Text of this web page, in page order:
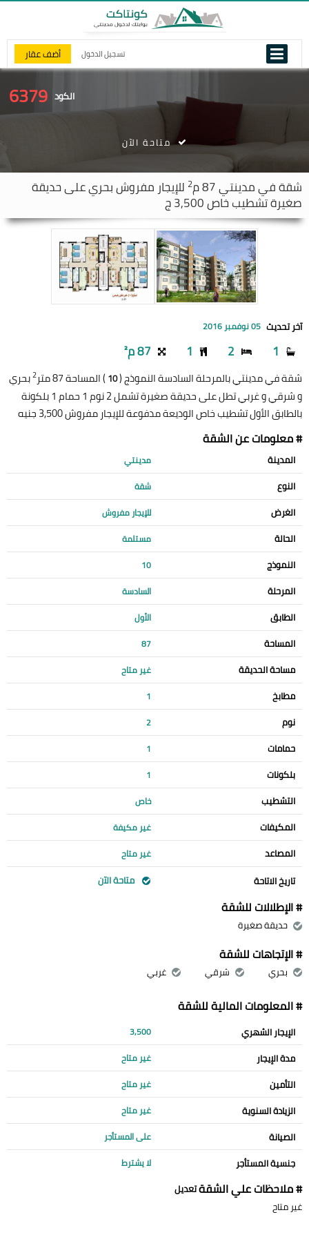
تسجيل الدخول أضف عقار
الكود 6379
شقة فيمدينتي 2 للإيجار مفروش بحري على حديقة
صغيرة تشطيب خاص 3,500 ج
متاحة الآن
آخر تحديث 05 نوفمبر 2016
1
2
1 87 م²
شقة في مدينتي بالمرحلة السادسة النموذج (10) المساحة 87 متر 2بحري
و شرقي و غربي تطل على حديقة صغيرة تشمل 2 نوم 1 حمام 1 بلكونة
بالطابق الأول تشطيب خاص الوديعة مدفوعة للإيجار مفروش 3,500 جنيه
# معلومات عن الشقة
المدينة مدينتي
النوع شقة
الغرض للإيجار مفروش
الحالة مستلمة
النموذج 10
المرحلة السادسة
الطابق الأول
المساحة 87
مساحة الحديقة غير متاح
مطابخ 1
نوم 2
حمامات 1
بلكونات 1
التشطيب خاص
المكيفات غير مكيفة
المصاعد غير متاح
تاريخ الاتاحة متاحة الآن
# الإطلالات للشقة
حديقة صغيرة
# الإتجاهات للشقة
بحري شرقي غربي
# المعلومات المالية للشقة
الإيجار الشهري 3,500
مدة الإيجار غير متاح
التأمين غير متاح
الزيادة السنوية غير متاح
الصيانة على المستأجر
جنسية المستأجر لا يشترط
# ملاحظات علي الشقةتعديل
غير متاح